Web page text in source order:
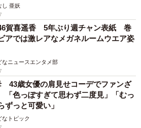
し 亜妖
賀喜遥香 5年ぶり週チャン表紙 巻
アでは激レアなメガネルームウエア姿
なニュースエンタメ部
43歳女優の肩見せコーデでファンざ
色っぽすぎて思わず二度見」「むっ
ずっと可愛い」
なトピック